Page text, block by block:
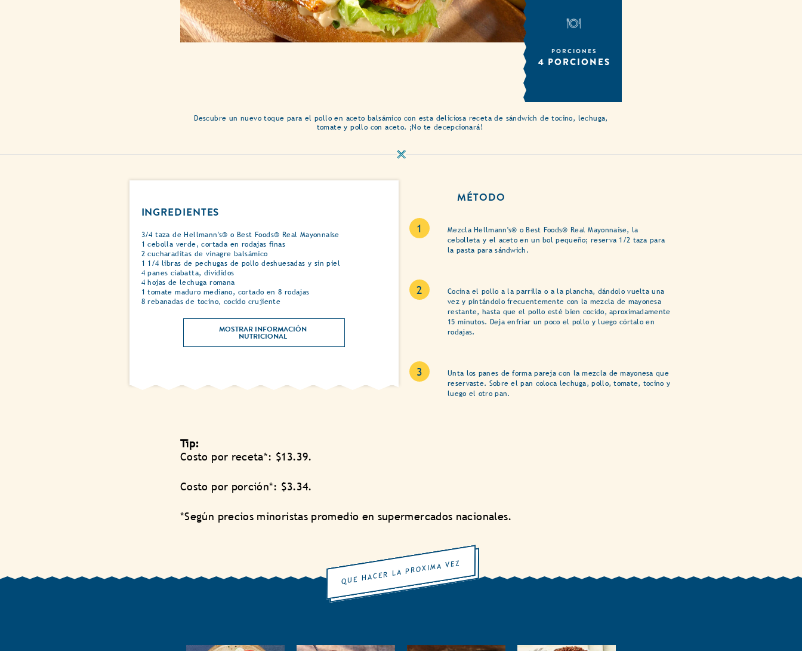
PORCIONES
4 PORCIONES
Descubre un nuevo toque para el pollo en aceto balsámico con esta deliciosa receta de sándwich de tocino, lechuga,
tomate y pollo con aceto. ¡No te decepcionará!
INGREDIENTES
3/4 taza de Hellmann's® o Best Foods® Real Mayonnaise
1 cebolla verde, cortada en rodajas finas
2 cucharaditas de vinagre balsámico
1 1/4 libras de pechugas de pollo deshuesadas y sin piel
4 panes ciabatta, divididos
4 hojas de lechuga romana
1 tomate maduro mediano, cortado en 8 rodajas
8 rebanadas de tocino, cocido crujiente
MOSTRAR INFORMACIÓN
MÉTODO
Mezcla Hellmann's® o Best Foods® Real Mayonnaise, la
cebolleta y el aceto en un bol pequeño; reserva 1/2 taza para
la pasta para sándwich.
Cocina el pollo a la parrilla o a la plancha, dándolo vuelta una
vez y pintándolo frecuentemente con la mezcla de mayonesa
restante, hasta que el pollo esté bien cocido, aproximadamente
15 minutos. Deja enfriar un poco el pollo y luego córtalo en
rodajas.
Unta los panes de forma pareja con la mezcla de mayonesa que
reservaste. Sobre el pan coloca lechuga, pollo, tomate, tocino y
luego el otro pan.
Tip:
Costo por receta*: $13.39.
Costo por porción*: $3.34.
*Según precios minoristas promedio en supermercados nacionales.
QUE HACER LA PROXIMA VEZ